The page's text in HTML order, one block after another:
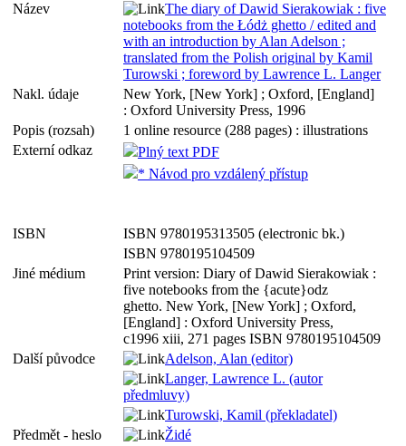
Název
The diary of Dawid Sierakowiak : five
notebooks from the Łódż ghetto / edited and
with an introduction by Alan Adelson ;
translated from the Polish original by Kamil
Turowski ; foreword by Lawrence L. Langer
Nakl. údaje
New York, [New York] ; Oxford, [England]
: Oxford University Press, 1996
Popis (rozsah)
1 online resource (288 pages) : illustrations
Externí odkaz
Plný text PDF
* Návod pro vzdálený přístup
ISBN
ISBN 9780195313505 (electronic bk.)
ISBN 9780195104509
Jiné médium
Print version: Diary of Dawid Sierakowiak :
five notebooks from the {acute}odz
ghetto. New York, [New York] ; Oxford,
[England] : Oxford University Press,
c1996 xiii, 271 pages ISBN 9780195104509
Další původce
Adelson, Alan (editor)
Langer, Lawrence L. (autor
předmluvy)
Turowski, Kamil (překladatel)
Předmět - heslo
Židé